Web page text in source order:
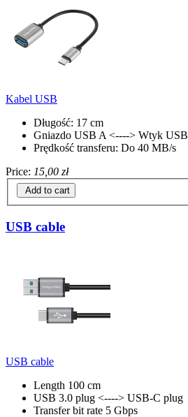
Kabel USB
Długość: 17 cm
Gniazdo USB A <----> Wtyk
Prędkość transferu: Do 40 MB/s
Price: 15,00 zł
Add to cart
USB cable
USB cable
Length 100 cm
USB 3.0 plug <----> USB-C plug
Transfer bit rate 5 Gbps